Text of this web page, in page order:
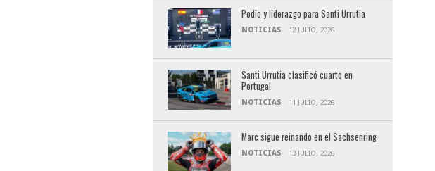
Podio y liderazgo para Santi Urrutia
NOTICIAS 12 JULIO, 2026
Santi Urrutia clasificó cuarto en
Portugal
NOTICIAS 11 JULIO, 2026
Marc sigue reinando en el Sachsenring
NOTICIAS 13 JULIO, 2026